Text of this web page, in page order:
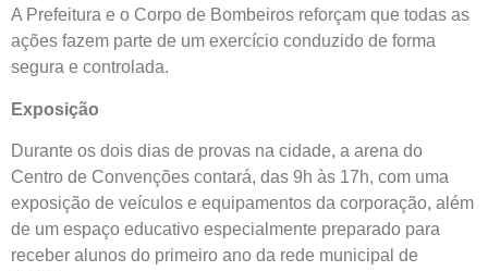
A Prefeitura e o Corpo de Bombeiros reforçam que todas as
ações fazem parte de um exercício conduzido de forma
segura e controlada.
Exposição
Durante os dois dias de provas na cidade, a arena do
Centro de Convenções contará, das 9h às 17h, com uma
exposição de veículos e equipamentos da corporação, além
de um espaço educativo especialmente preparado para
receber alunos do primeiro ano da rede municipal de